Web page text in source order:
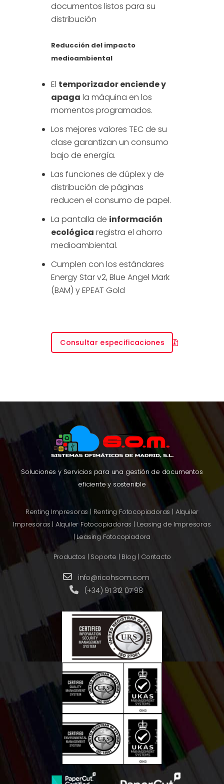
documentos listos para su
distribución
Reducción del impacto
medioambiental
El temporizador enciende y
apaga la máquina en los
momentos programados.
Los mejores valores TEC de su
clase garantizan un consumo
bajo de energía.
Las funciones de dúplex y de
distribución de páginas
reducen el consumo de papel.
La pantalla de información
ecológica registra el ahorro
medioambiental.
Cumplen con los estándares
Energy Star v2, Blue Angel Mark
(BAM) y EPEAT Gold
Consultar especificaciones
Soluciones y Servicios para una gestión de documentos
eficiente y sostenible
Renting Impresoras | Renting Fotocopiadoras | Alquiler
Impresoras | Alquiler Fotocopiadoras | Leasing de Impresoras
|Leasing Fotocopiadora
Productos | Soporte | Blog | Contacto
info@ricohsom.com
(+34) 91 312 07 98